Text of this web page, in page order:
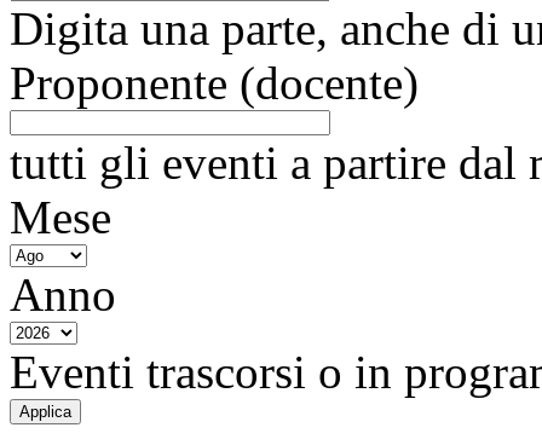
Digita una parte, anche di
Proponente (docente)
tutti gli eventi a partire dal
Mese
Anno
Eventi trascorsi o in